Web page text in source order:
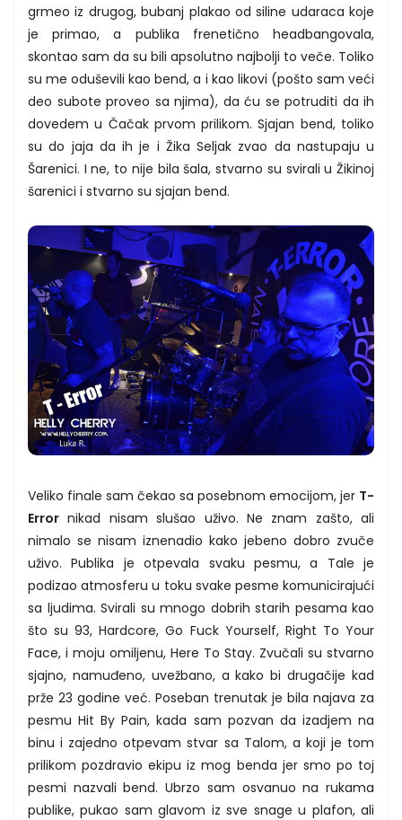
grmeo iz drugog, bubanj plakao od siline udaraca koje
je primao, a publika frenetično headbangovala,
skontao sam da su bili apsolutno najbolji to veče. Toliko
su me oduševili kao bend, a i kao likovi (pošto sam veći
deo subote proveo sa njima), da ću se potruditi da ih
dovedem u Čačak prvom prilikom. Sjajan bend, toliko
su do jaja da ih je i Žika Seljak zvao da nastupaju u
Šarenici. I ne, to nije bila šala, stvarno su svirali u Žikinoj
šarenici i stvarno su sjajan bend.
Veliko finale sam čekao sa posebnom emocijom, jer T-
Error nikad nisam slušao uživo. Ne znam zašto, ali
nimalo se nisam iznenadio kako jebeno dobro zvuče
uživo. Publika je otpevala svaku pesmu, a Tale je
podizao atmosferu u toku svake pesme komunicirajući
sa ljudima. Svirali su mnogo dobrih starih pesama kao
što su 93, Hardcore, Go Fuck Yourself, Right To Your
Face, i moju omiljenu, Here To Stay. Zvučali su stvarno
sjajno, namuđeno, uvežbano, a kako bi drugačije kad
prže 23 godine već. Poseban trenutak je bila najava za
pesmu Hit By Pain, kada sam pozvan da izadjem na
binu i zajedno otpevam stvar sa Talom, a koji je tom
prilikom pozdravio ekipu iz mog benda jer smo po toj
pesmi nazvali bend. Ubrzo sam osvanuo na rukama
publike, pukao sam glavom iz sve snage u plafon, ali